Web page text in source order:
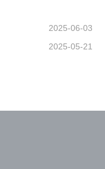
2025-06-03
2025-05-21